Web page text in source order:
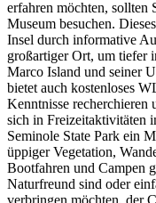
erfahren möchten, sollten
Museum besuchen.
Insel durch informative
großartiger Ort, um tiefer
Marco Island und seiner
bietet auch kostenloses
Kenntnisse
sich in Freizeitaktivitäten
Seminole State Park ein
üppiger Vegetation,
Bootfahren und Campen
Naturfreund sind oder